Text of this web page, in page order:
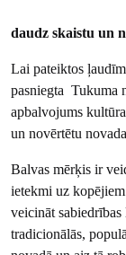
daudz skaistu un
Lai pateiktos
pasniegta Tukuma
apbalvojums
un novērtētu
Balvas mērķis ir
ietekmi uz
veicināt
tradicionālās,